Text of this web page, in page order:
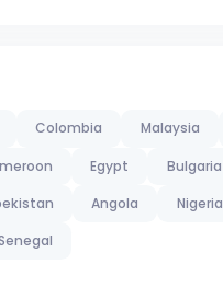
Colombia Malaysia
Egypt Bulgaria
Angola Nigeria